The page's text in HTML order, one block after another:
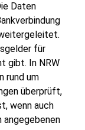
Daten
für
gibt. In NRW
rund um
überprüft,
wenn auch
angegebenen